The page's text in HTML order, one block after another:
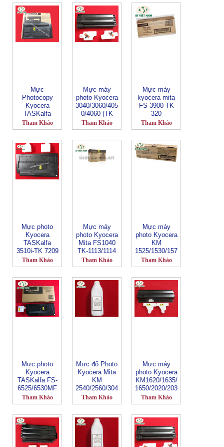
Mực
Photocopy
Kyocera
TASKalfa
3011i TK 7119
Tham Khảo
Mực máy
photo Kyocera
3040/3060/405
0/4060 (TK
679)
Tham Khảo
Mực máy
kyocera mita
FS 3900-TK
320
Tham Khảo
Mực photo
Kyocera
TASKalfa
3510i-TK 7209
Tham Khảo
Mực máy
photo Kyocera
Mita FS1040
TK-1113/1114
Tham Khảo
Mực máy
photo Kyocera
KM
1525/1530/157
0/2030/2070
Tham Khảo
Mực photo
Kyocera
TASKalfa FS-
6525/6530MF
P-TK479
Tham Khảo
Mực đổ Photo
Kyocera Mita
KM
2540/2560/304
0/3060
Tham Khảo
Mực máy
photo Kyocera
KM1620/1635/
1650/2020/203
5/2050-TK 410
Tham Khảo